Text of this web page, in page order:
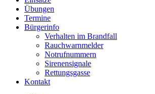
Übungen
Termine
Bürgerinfo
Verhalten im Brandfall
Rauchwarnmelder
Notrufnummern
Sirenensignale
Rettungsgasse
Kontakt